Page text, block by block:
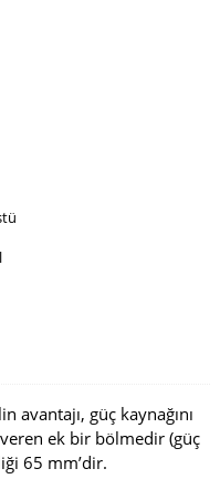
avantajı, güç kaynağını
ek bir bölmedir (güç
65 mm’dir.